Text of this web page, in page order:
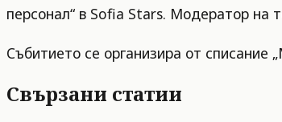
персонал“ в Sofia Stars. Модератор
Събитието се организира от списание
Свързани статии